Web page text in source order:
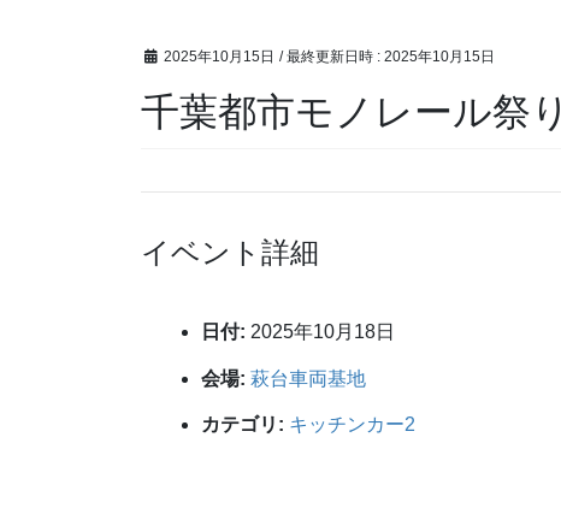
2025年10月15日 / 最終更新日時 : 2025年10月15日
千葉都市モノレール祭り
イベント詳細
日付: 2025年10月18日
会場: 萩台車両基地
カテゴリ: キッチンカー2